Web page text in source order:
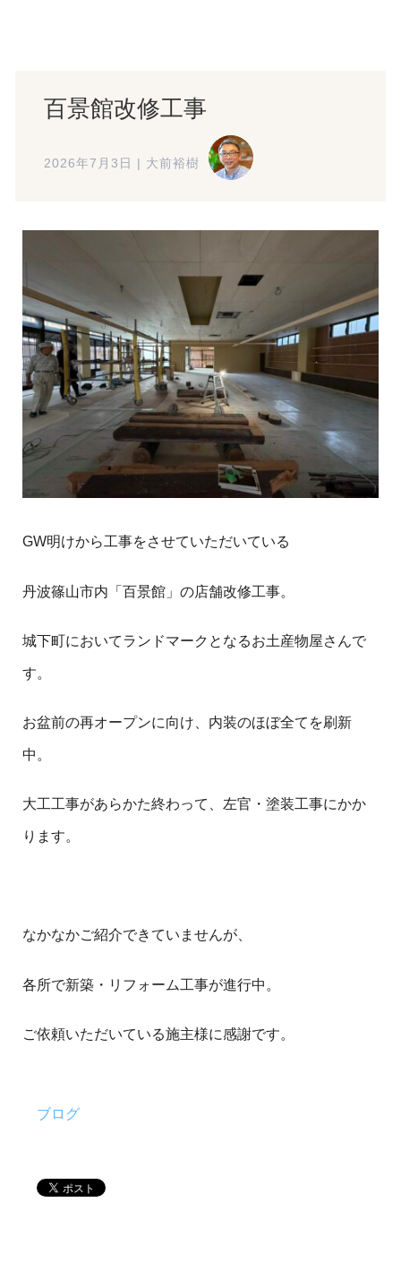
百景館改修工事
2026年7月3日 大前裕樹
GW明けから工事をさせていただいている
丹波篠山市内「百景館」の店舗改修工事。
城下町においてランドマークとなるお土産物屋さんで
す。
お盆前の再オープンに向け、内装のほぼ全てを刷新
中。
大工工事があらかた終わって、左官・塗装工事にかか
ります。
なかなかご紹介できていませんが、
各所で新築・リフォーム工事が進行中。
ご依頼いただいている施主様に感謝です。
ブログ